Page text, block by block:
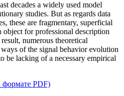
decades a widely used model
studies. But as regards data
these are fragmentary, superficial
object for professional description
numerous theoretical
of the signal behavior evolution
be lacking of а necessary empirical
формате PDF)